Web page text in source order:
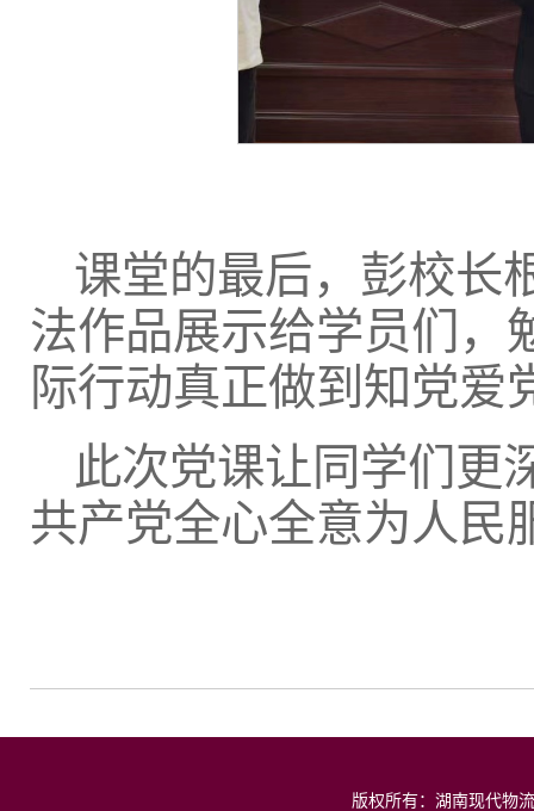
课堂的最后，彭校长
法作品展示给学员们，
际行动真正做到知党爱
此次党课让同学们更
共产党全心全意为人民
版权所有：湖南现代物